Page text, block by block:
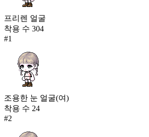
프리렌 얼굴
착용 수 304
#1
조용한 눈 얼굴(여)
착용 수 24
#2